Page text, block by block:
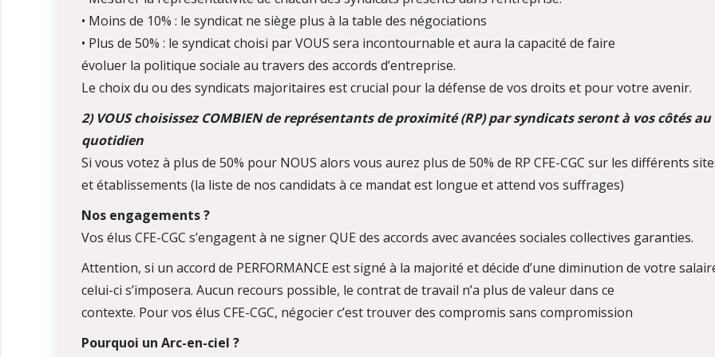
• Moins de 10% : le syndicat ne siège plus à la table des négociations
• Plus de 50% : le syndicat choisi par VOUS sera incontournable et aura la capacité de faire
évoluer la politique sociale au travers des accords d’entreprise.
Le choix du ou des syndicats majoritaires est crucial pour la défense de vos droits et pour votre avenir.
2) VOUS choisissez COMBIEN de représentants de proximité (RP) par syndicats seront à vos côtés au
quotidien
Si vous votez à plus de 50% pour NOUS alors vous aurez plus de 50% de RP CFE-CGC sur les différents
et établissements (la liste de nos candidats à ce mandat est longue et attend vos suffrages)
Nos engagements ?
Vos élus CFE-CGC s’engagent à ne signer QUE des accords avec avancées sociales collectives garanties.
Attention, si un accord de PERFORMANCE est signé à la majorité et décide d’une diminution de votre
celui-ci s’imposera. Aucun recours possible, le contrat de travail n’a plus de valeur dans ce
contexte. Pour vos élus CFE-CGC, négocier c’est trouver des compromis sans compromission
Pourquoi un Arc-en-ciel ?